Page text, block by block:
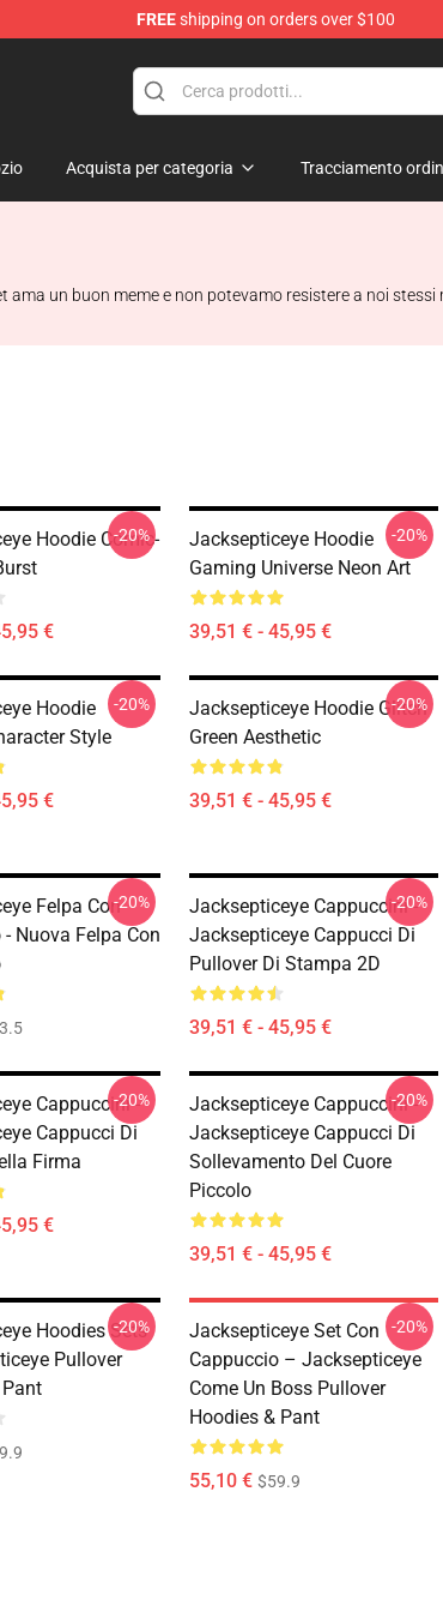
FREEshipping on orders over $100
Shop
Acquista per categoria Tracciamento
un buon meme e non potevamo resistere a noi
Hoodie Comic-
€
-20%
Jacksepticeye Hoodie
Gaming Universe Neon Art
39,51 € - 45,95 €
-20%
Hoodie
Style
€
-20%
Jacksepticeye Hoodie Glitch
Green Aesthetic
39,51 € - 45,95 €
-20%
Felpa Con
Nuova Felpa Con
-20%
Jacksepticeye Cappuccini -
Jacksepticeye Cappucci Di
Pullover Di Stampa 2D
39,51 € - 45,95 €
-20%
Cappuccini -
Cappucci Di
Firma
€
-20%
Jacksepticeye Cappuccini -
Jacksepticeye Cappucci Di
Sollevamento Del Cuore
Piccolo
39,51 € - 45,95 €
-20%
Hoodies Sets
Pullover
-20%
Jacksepticeye Set Con
Cappuccio – Jacksepticeye
Come Un Boss Pullover
Hoodies & Pant
55,10 € $59.9
-20%